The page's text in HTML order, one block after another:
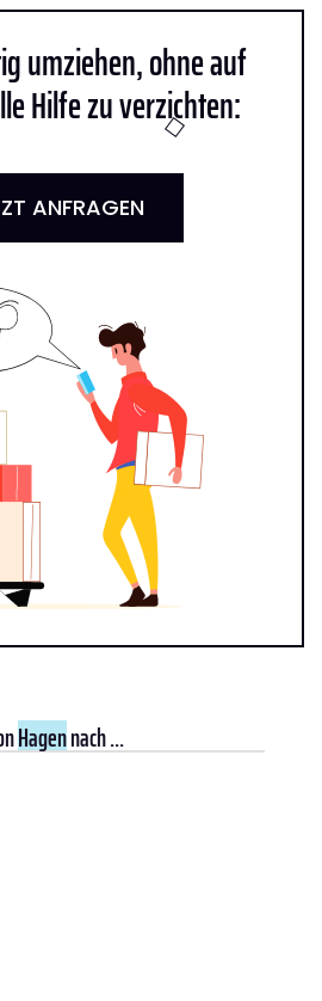
umziehen, ohne auf
Hilfe zu verzichten:
ANFRAGEN
Hagennach ...